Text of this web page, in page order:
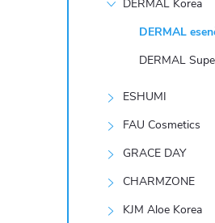
DERMAL Korea
DERMAL
DERMAL
ESHUMI
FAU Cosmetics
GRACE DAY
CHARMZONE
KJM Aloe Korea